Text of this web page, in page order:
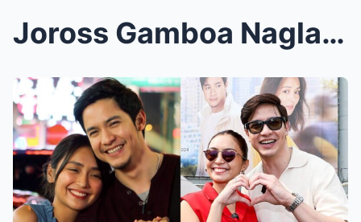
Joross Gamboa Naglabas ng Patunay sa Relasyon ng K...